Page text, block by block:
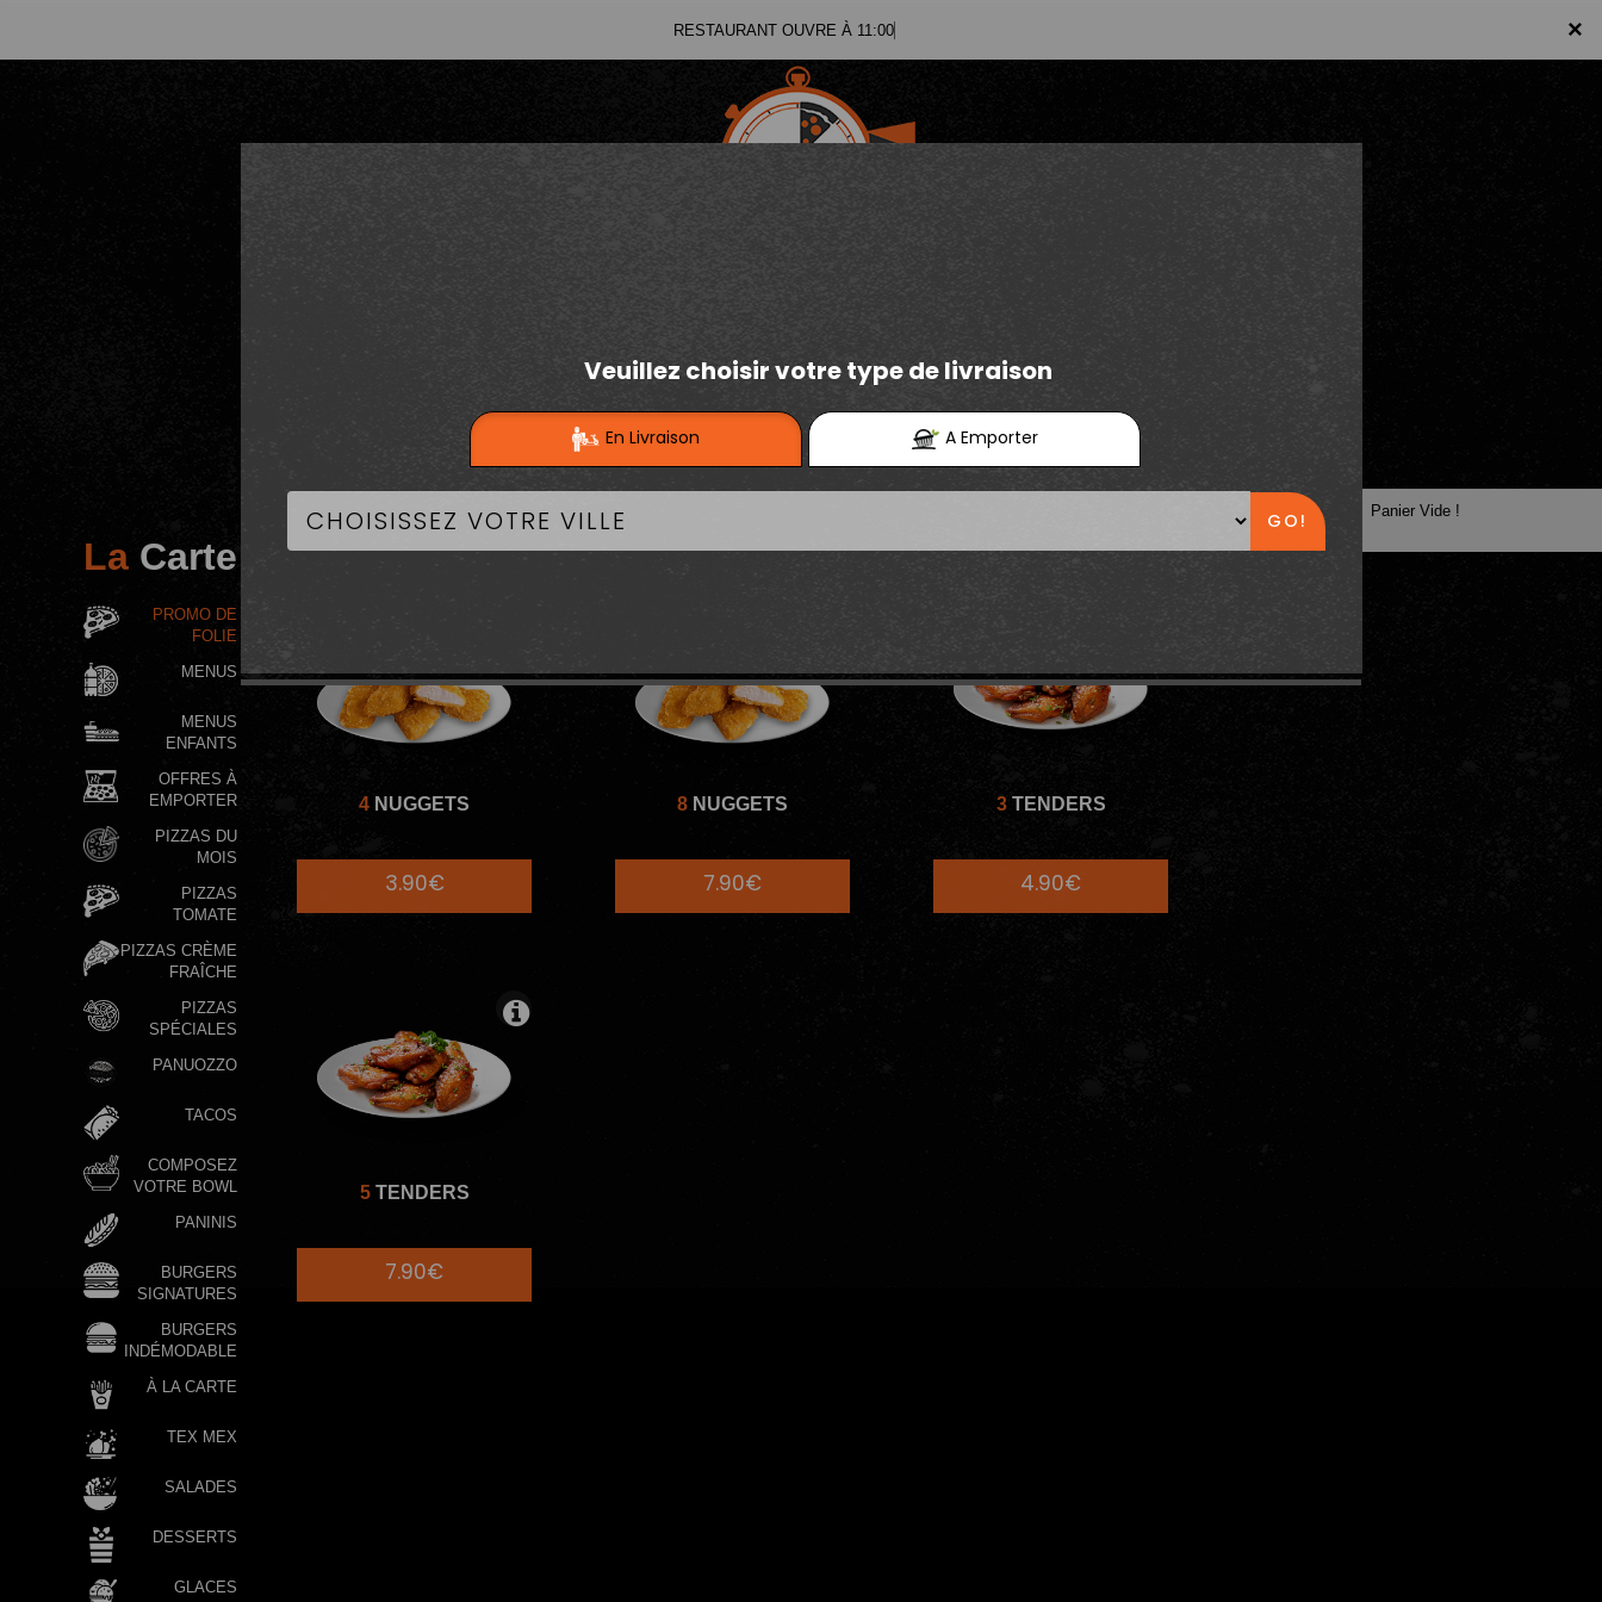
×
RESTAURANT OUVRE À 11:00 ×
La Carte
PROMO DE
FOLIE
MENUS
MENUS
ENFANTS
OFFRES À
EMPORTER
PIZZAS DU
MOIS
PIZZAS
TOMATE
PIZZAS CRÈME
FRAÎCHE
PIZZAS
SPÉCIALES
PANUOZZO
TACOS
COMPOSEZ
VOTRE BOWL
PANINIS
BURGERS
SIGNATURES
BURGERS
INDÉMODABLE
À LA CARTE
TEX MEX
SALADES
DESSERTS
GLACES
4 NUGGETS
3.90€
8 NUGGETS
7.90€
3TENDERS
4.90€
5TENDERS
7.90€
Panier Vide !